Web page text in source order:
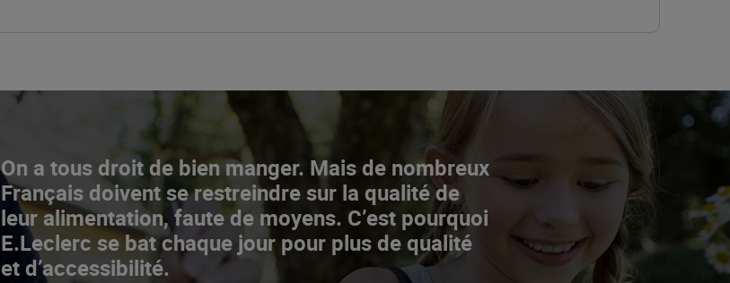
L’ascenceur social
fonctionne chez E.Leclerc !
NOTRE MODÈLE
On a tous droit de bien manger. Mais de nombreux
Français doivent se restreindre sur la qualité de
leur alimentation, faute de moyens. C’est pourquoi
E.Leclerc se bat chaque jour pour plus de qualité
et d’accessibilité.